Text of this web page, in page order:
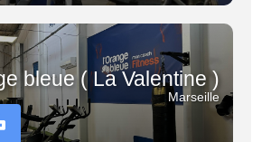
bleue ( La Valentine )
Marseille